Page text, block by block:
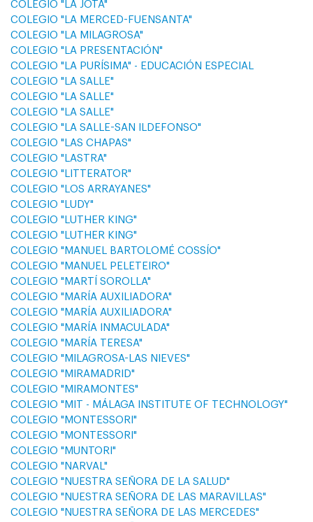
COLEGIO "LA JOTA"
COLEGIO "LA MERCED-FUENSANTA"
COLEGIO "LA MILAGROSA"
COLEGIO "LA PRESENTACIÓN"
COLEGIO "LA PURÍSIMA" - EDUCACIÓN ESPECIAL
COLEGIO "LA SALLE"
COLEGIO "LA SALLE"
COLEGIO "LA SALLE"
COLEGIO "LA SALLE-SAN ILDEFONSO"
COLEGIO "LAS CHAPAS"
COLEGIO "LASTRA"
COLEGIO "LITTERATOR"
COLEGIO "LOS ARRAYANES"
COLEGIO "LUDY"
COLEGIO "LUTHER KING"
COLEGIO "LUTHER KING"
COLEGIO "MANUEL BARTOLOMÉ COSSÍO"
COLEGIO "MANUEL PELETEIRO"
COLEGIO "MARTÍ SOROLLA"
COLEGIO "MARÍA AUXILIADORA"
COLEGIO "MARÍA AUXILIADORA"
COLEGIO "MARÍA INMACULADA"
COLEGIO "MARÍA TERESA"
COLEGIO "MILAGROSA-LAS NIEVES"
COLEGIO "MIRAMADRID"
COLEGIO "MIRAMONTES"
COLEGIO "MIT - MÁLAGA INSTITUTE OF TECHNOLOGY"
COLEGIO "MONTESSORI"
COLEGIO "MONTESSORI"
COLEGIO "MUNTORI"
COLEGIO "NARVAL"
COLEGIO "NUESTRA SEÑORA DE LA SALUD"
COLEGIO "NUESTRA SEÑORA DE LAS MARAVILLAS"
COLEGIO "NUESTRA SEÑORA DE LAS MERCEDES"